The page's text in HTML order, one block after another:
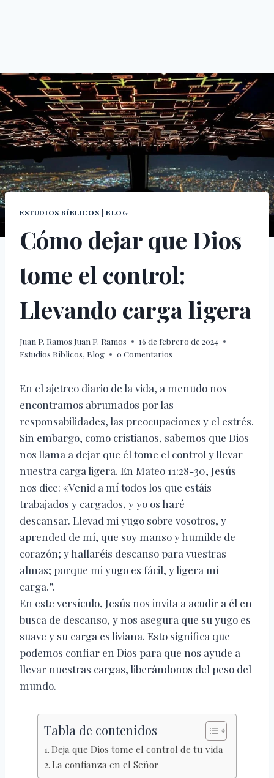
ESTUDIOS BÍBLICOS | BLOG
Cómo dejar que Dios
tome el control:
Llevando carga ligera
Juan P. Ramos Juan P. Ramos
16 de febrero de 2024
Estudios Bíblicos, Blog 0 Comentarios
En el ajetreo diario de la vida, a menudo nos
encontramos abrumados por las
responsabilidades, las preocupaciones y el estrés.
Sin embargo, como cristianos, sabemos que Dios
nos llama a dejar que él tome el control y llevar
nuestra carga ligera. En Mateo 11:28-30, Jesús
nos dice: «Venid a mí todos los que estáis
trabajados y cargados, y yo os haré
descansar. Llevad mi yugo sobre vosotros, y
aprended de mí, que soy manso y humilde de
corazón; y hallaréis descanso para vuestras
almas; porque mi yugo es fácil, y ligera mi
carga.”.
En este versículo, Jesús nos invita a acudir a él en
busca de descanso, y nos asegura que su yugo es
suave y su carga es liviana. Esto significa que
podemos confiar en Dios para que nos ayude a
llevar nuestras cargas, liberándonos del peso del
mundo.
Tabla de contenidos
Deja que Dios tome el control de tu vida
La confianza en el Señor